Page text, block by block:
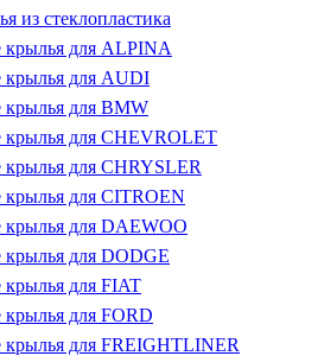
из стеклопластика
крылья для ALPINA
крылья для AUDI
крылья для BMW
крылья для CHEVROLET
крылья для CHRYSLER
крылья для CITROEN
крылья для DAEWOO
крылья для DODGE
крылья для FIAT
для FORD
крылья для FREIGHTLINER